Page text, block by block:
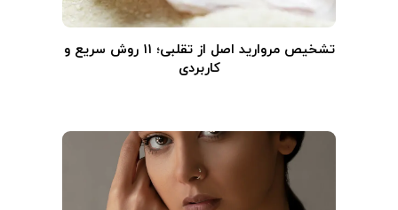
تشخیص مروارید اصل از تقلبی؛ ۱۱ روش سریع و
کاربردی